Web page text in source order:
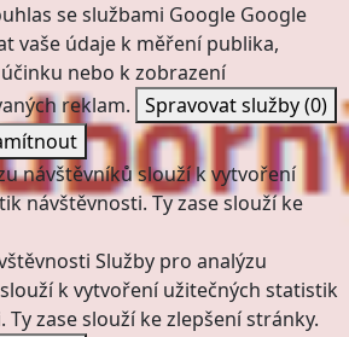
se službami Google Google
vaše údaje k měření publika,
nebo k zobrazení
reklam. Spravovat služby(0)
návštěvníků slouží k vytvoření
návštěvnosti. Ty zase slouží ke
Služby pro analýzu
k vytvoření užitečných statistik
Ty zase slouží ke zlepšení stránky.